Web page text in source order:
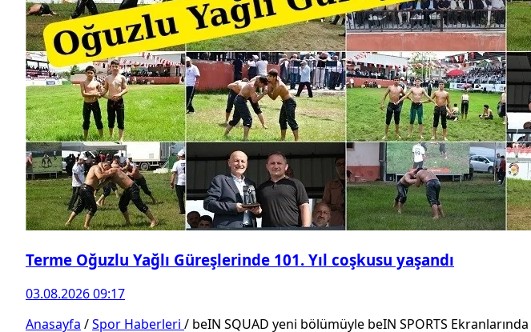
Terme Oğuzlu Yağlı Güreşlerinde 101. Yıl coşkusu yaşandı
03.08.2026 09:17
Anasayfa /Spor Haberleri / beIN SQUAD yeni bölümüyle beIN SPORTS Ekranlarında